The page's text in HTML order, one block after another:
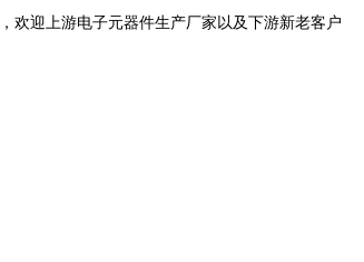
，欢迎上游电子元器件生产厂家以及下游新老客户